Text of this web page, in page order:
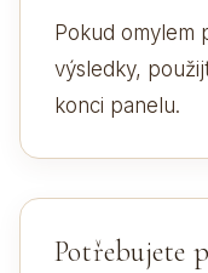
Pokud omylem
výsledky,
konci panelu.
Potřebujete